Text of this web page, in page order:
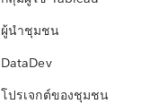
ผู้นำชุมชน
DataDev
โปรเจกต์ของชุมชน